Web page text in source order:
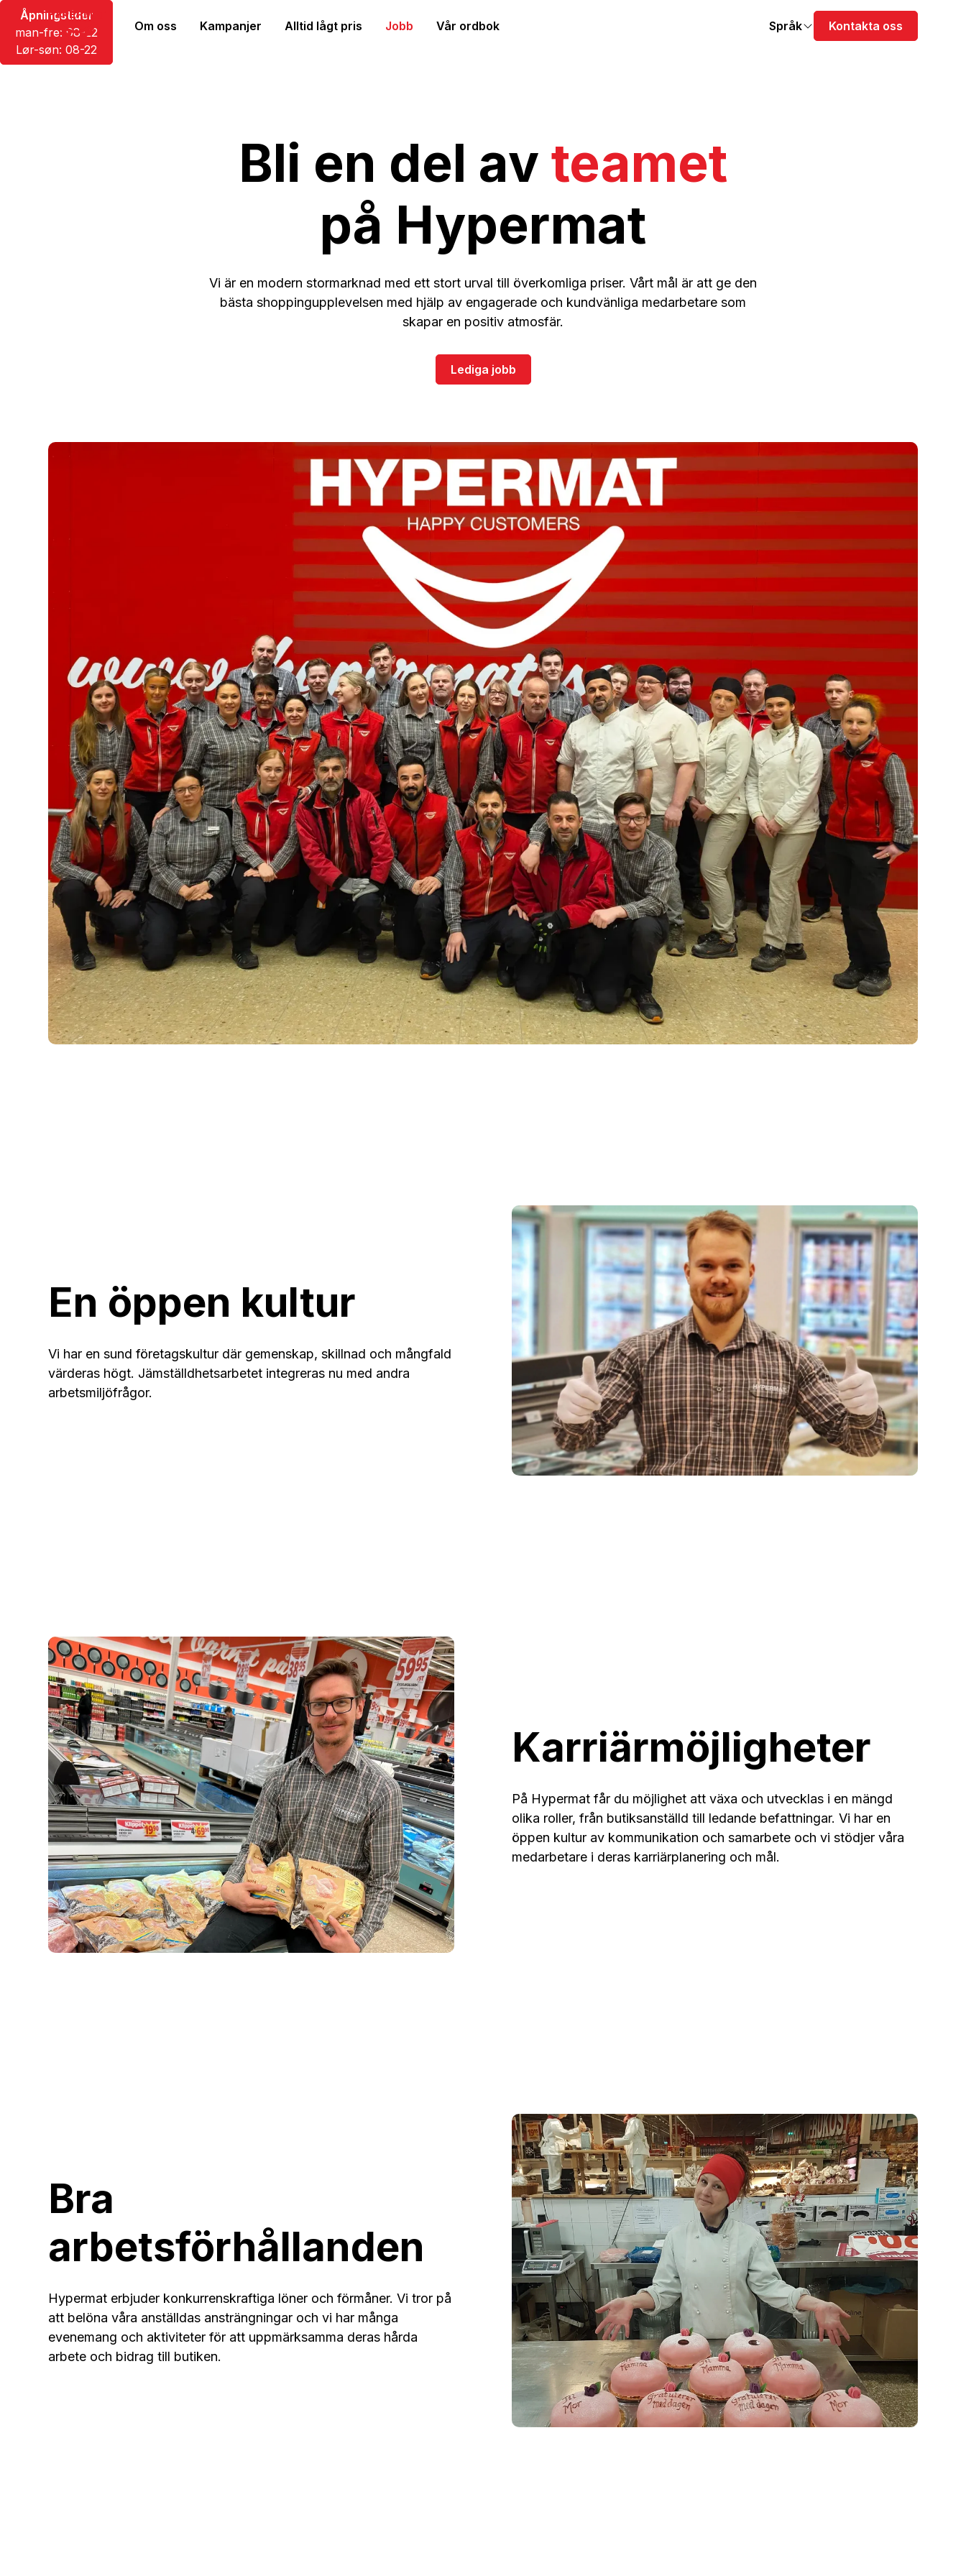
Åpningstider
man-fre: 08-22
Lør-søn: 08-22
Om oss Kampanjer Alltid lågt pris Jobb Vår ordbok Språk Kontakta oss
Bli en del av teamet
på Hypermat
Vi är en modern stormarknad med ett stort urval till överkomliga priser. Vårt mål är att ge den
bästa shoppingupplevelsen med hjälp av engagerade och kundvänliga medarbetare som
skapar en positiv atmosfär.
Lediga jobb
En öppen kultur
Vi har en sund företagskultur där gemenskap, skillnad och mångfald
värderas högt. Jämställdhetsarbetet integreras nu med andra
arbetsmiljöfrågor.
Karriärmöjligheter
På Hypermat får du möjlighet att växa och utvecklas i en mängd
olika roller, från butiksanställd till ledande befattningar. Vi har en
öppen kultur av kommunikation och samarbete och vi stödjer våra
medarbetare i deras karriärplanering och mål.
Bra
arbetsförhållanden
Hypermat erbjuder konkurrenskraftiga löner och förmåner. Vi tror på
att belöna våra anställdas ansträngningar och vi har många
evenemang och aktiviteter för att uppmärksamma deras hårda
arbete och bidrag till butiken.